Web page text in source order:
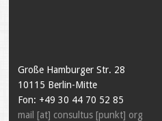
Große Hamburger Str. 28
10115 Berlin-Mitte
Fon: +49 30 44 70 52 85
mail [at] consultus [punkt] org